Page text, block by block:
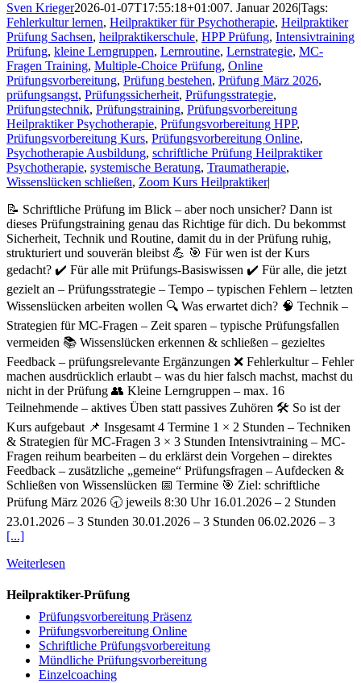
Sven Krieger2026-01-07T17:55:18+01:007. Januar 2026|Tags:
Fehlerkultur lernen, Heilpraktiker für Psychotherapie, Heilpraktiker
Prüfung Sachsen, heilpraktikerschule, HPP Prüfung, Intensivtraining
Prüfung, kleine Lerngruppen, Lernroutine, Lernstrategie, MC-
Fragen Training, Multiple-Choice Prüfung, Online
Prüfungsvorbereitung, Prüfung bestehen, Prüfung März 2026,
prüfungsangst, Prüfungssicherheit, Prüfungsstrategie,
Prüfungstechnik, Prüfungstraining, Prüfungsvorbereitung
Heilpraktiker Psychotherapie, Prüfungsvorbereitung HPP,
Prüfungsvorbereitung Kurs, Prüfungsvorbereitung Online,
Psychotherapie Ausbildung, schriftliche Prüfung Heilpraktiker
Psychotherapie, systemische Beratung, Traumatherapie,
Wissenslücken schließen, Zoom Kurs Heilpraktiker|
📝 Schriftliche Prüfung im Blick – aber noch unsicher? Dann ist
dieses Prüfungstraining genau das Richtige für dich. Du bekommst
Sicherheit, Technik und Routine, damit du in der Prüfung ruhig,
strukturiert und souverän bleibst 💪 🎯 Für wen ist der Kurs
gedacht? ✔️ Für alle mit Prüfungs-Basiswissen ✔️ Für alle, die jetzt
gezielt an – Prüfungsstrategie – Tempo – typischen Fehlern – letzten
Wissenslücken arbeiten wollen 🔍 Was erwartet dich? 🧠 Technik –
Strategien für MC-Fragen – Zeit sparen – typische Prüfungsfallen
vermeiden 📚 Wissenslücken erkennen & schließen – gezieltes
Feedback – prüfungsrelevante Ergänzungen ❌ Fehlerkultur – Fehler
machen ausdrücklich erlaubt – was du hier falsch machst, machst du
nicht in der Prüfung 👥 Kleine Lerngruppen – max. 16
Teilnehmende – aktives Üben statt passives Zuhören 🛠️ So ist der
Kurs aufgebaut 📌 Insgesamt 4 Termine 1 × 2 Stunden – Techniken
& Strategien für MC-Fragen 3 × 3 Stunden Intensivtraining – MC-
Fragen reihum bearbeiten – du erklärst dein Vorgehen – direktes
Feedback – zusätzliche „gemeine“ Prüfungsfragen – Aufdecken &
Schließen von Wissenslücken 📅 Termine 🎯 Ziel: schriftliche
Prüfung März 2026 🕣 jeweils 8:30 Uhr 16.01.2026 – 2 Stunden
23.01.2026 – 3 Stunden 30.01.2026 – 3 Stunden 06.02.2026 – 3
[...]
Weiterlesen
Heilpraktiker-Prüfung
Prüfungsvorbereitung Präsenz
Prüfungsvorbereitung Online
Schriftliche Prüfungsvorbereitung
Mündliche Prüfungsvorbereitung
Einzelcoaching